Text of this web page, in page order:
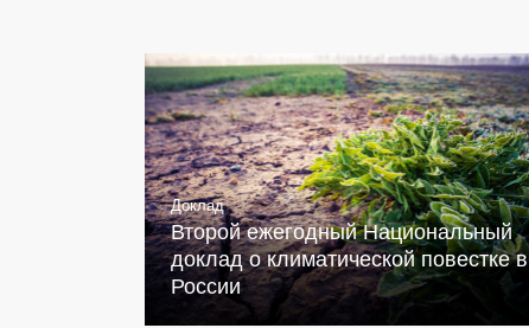
Доклад
Второй ежегодный Национальный
доклад о климатической повестке в
России